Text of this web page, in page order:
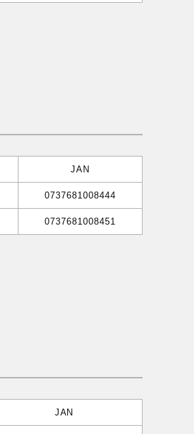
JAN
0737681008444
0737681008451
JAN